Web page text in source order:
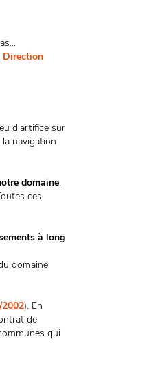
Direction
d’artifice sur
navigation
domaine,
ces
à long
domaine
). En
de
qui